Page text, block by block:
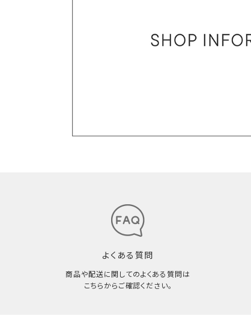
よくある質問
商品や配送に関してのよくある質問は
こちらからご確認ください。